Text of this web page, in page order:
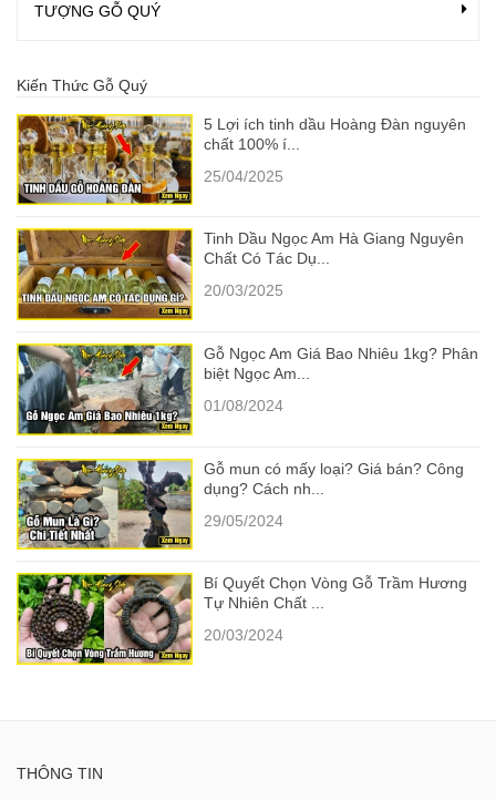
TƯỢNG GỖ QUÝ
Kiến Thức Gỗ Quý
5 Lợi ích tinh dầu Hoàng Đàn nguyên
chất 100% í...
25/04/2025
Tinh Dầu Ngọc Am Hà Giang Nguyên
Chất Có Tác Dụ...
20/03/2025
Gỗ Ngọc Am Giá Bao Nhiêu 1kg? Phân
biệt Ngọc Am...
01/08/2024
Gỗ mun có mấy loại? Giá bán? Công
dụng? Cách nh...
29/05/2024
Bí Quyết Chọn Vòng Gỗ Trầm Hương
Tự Nhiên Chất ...
20/03/2024
THÔNG TIN